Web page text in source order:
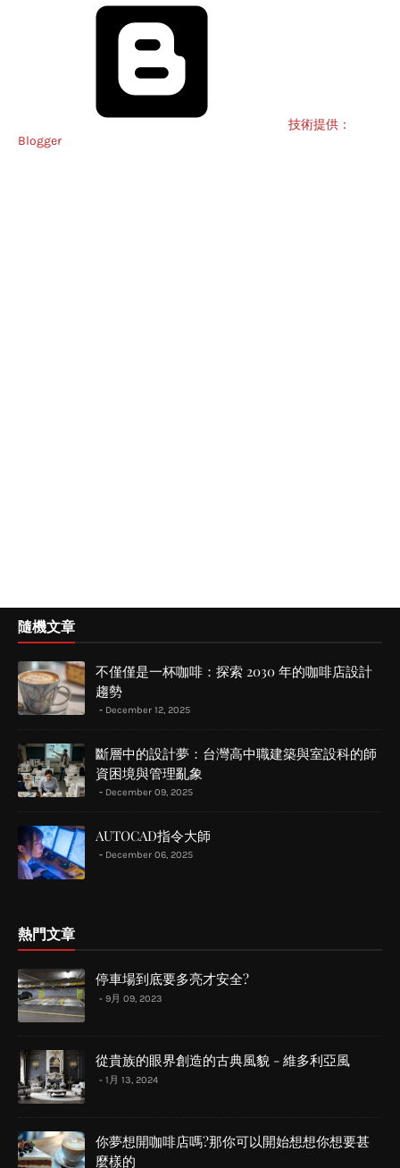
技術提供：
Blogger
隨機文章
不僅僅是一杯咖啡：探索 2030 年的咖啡店設計
趨勢
December 12, 2025
斷層中的設計夢：台灣高中職建築與室設科的師
資困境與管理亂象
December 09, 2025
AUTOCAD指令大師
December 06, 2025
熱門文章
停車場到底要多亮才安全?
9月 09, 2023
從貴族的眼界創造的古典風貌 - 維多利亞風
1月 13, 2024
你夢想開咖啡店嗎?那你可以開始想想你想要甚
麼樣的